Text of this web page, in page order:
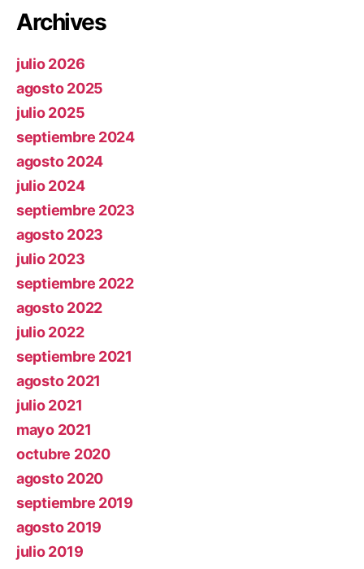
Archives
julio 2026
agosto 2025
julio 2025
septiembre 2024
agosto 2024
julio 2024
septiembre 2023
agosto 2023
julio 2023
septiembre 2022
agosto 2022
julio 2022
septiembre 2021
agosto 2021
julio 2021
mayo 2021
octubre 2020
agosto 2020
septiembre 2019
agosto 2019
julio 2019